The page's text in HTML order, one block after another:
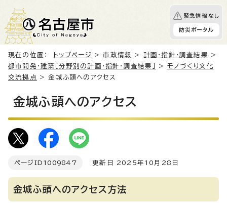
緊急情報なし
防災ポータル
現在の位置： トップページ >市政情報 > 計画・指針・調査結果
>
都市開発・建築［分野別の計画・指針・調査結果］
>モノづくり文化
交流拠点
> 金城ふ頭へのアクセス
金城ふ頭へのアクセス
ページID 1009847 更新日 2025年10月28日
金城ふ頭へのアクセス方法